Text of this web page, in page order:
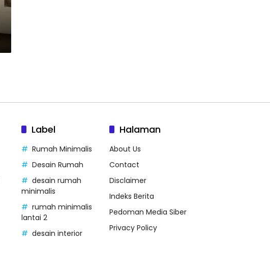
Label
Rumah Minimalis
Desain Rumah
desain rumah
minimalis
rumah minimalis
lantai 2
desain interior
Halaman
About Us
Contact
Disclaimer
Indeks Berita
Pedoman Media Siber
Privacy Policy